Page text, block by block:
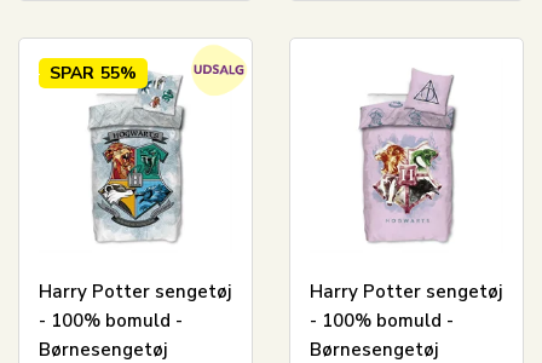
SPAR 55%
Harry Potter sengetøj
- 100% bomuld -
Børnesengetøj
Harry Potter sengetøj
- 100% bomuld -
Børnesengetøj